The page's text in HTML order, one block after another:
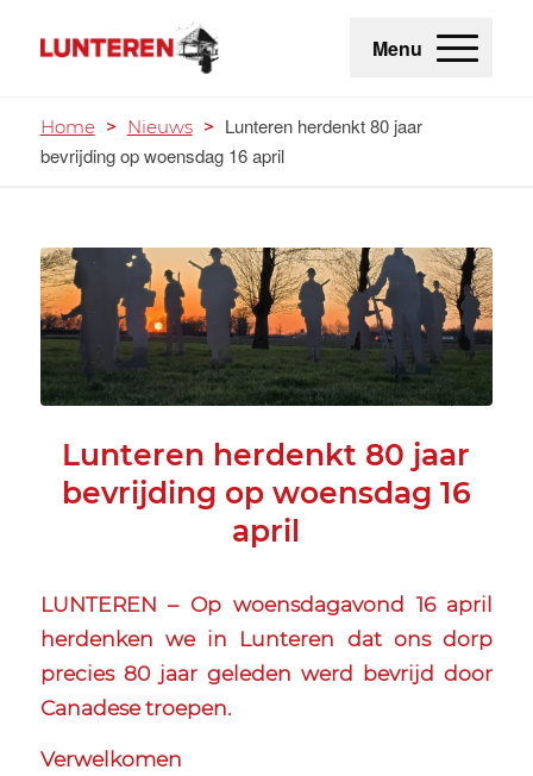
Menu
Home > Nieuws > Lunteren herdenkt 80 jaar
bevrijding op woensdag 16 april
Lunteren herdenkt 80 jaar
bevrijding op woensdag 16
april
LUNTEREN – Op woensdagavond 16 april
herdenken we in Lunteren dat ons dorp
precies 80 jaar geleden werd bevrijd door
Canadese troepen.
Verwelkomen